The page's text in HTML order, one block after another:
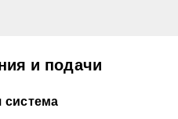
и подачи
система